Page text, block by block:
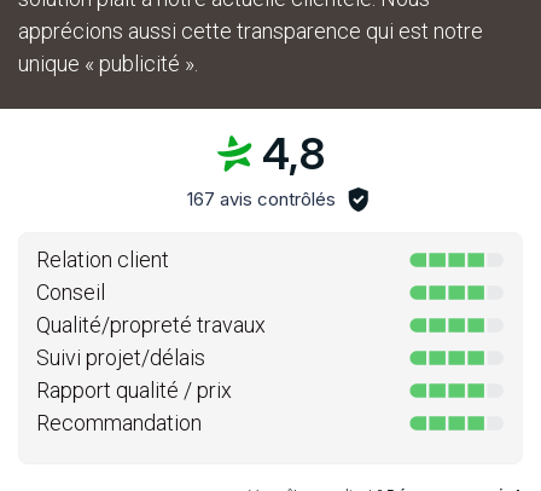
apprécions aussi cette transparence qui est notre
unique « publicité ».
4,8
167 avis contrôlés
Relation client
Conseil
Qualité/propreté travaux
Suivi projet/délais
Rapport qualité / prix
Recommandation